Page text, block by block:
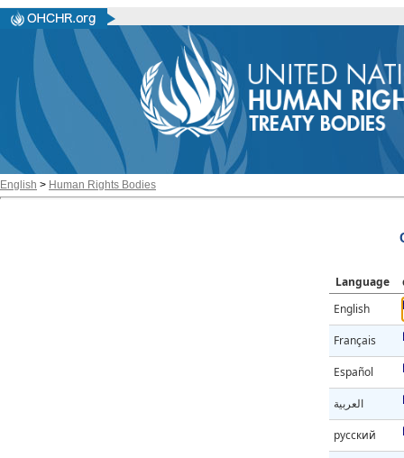
English > Human Rights Bodies
Language
English
Français
Español
العربية
русский